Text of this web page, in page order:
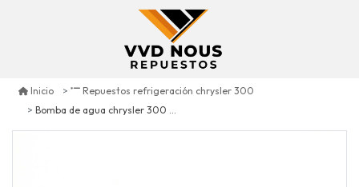
Inicio
Repuestos refrigeración chrysler 300
Bomba de agua chrysler 300 2.7 2008/2010